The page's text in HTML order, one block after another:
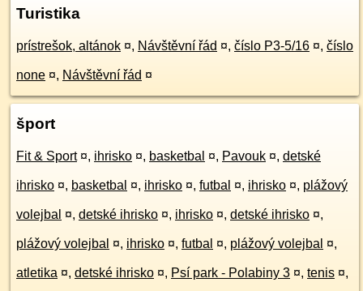
Turistika
prístrešok, altánok ¤, Návštěvní řád ¤, číslo P3-5/16 ¤, číslo
none ¤, Návštěvní řád ¤
šport
Fit & Sport ¤, ihrisko ¤, basketbal ¤, Pavouk ¤, detské
ihrisko ¤, basketbal ¤, ihrisko ¤, futbal ¤, ihrisko ¤, plážový
volejbal ¤, detské ihrisko ¤, ihrisko ¤, detské ihrisko ¤,
plážový volejbal ¤, ihrisko ¤, futbal ¤, plážový volejbal ¤,
atletika ¤, detské ihrisko ¤, Psí park - Polabiny 3 ¤, tenis ¤,